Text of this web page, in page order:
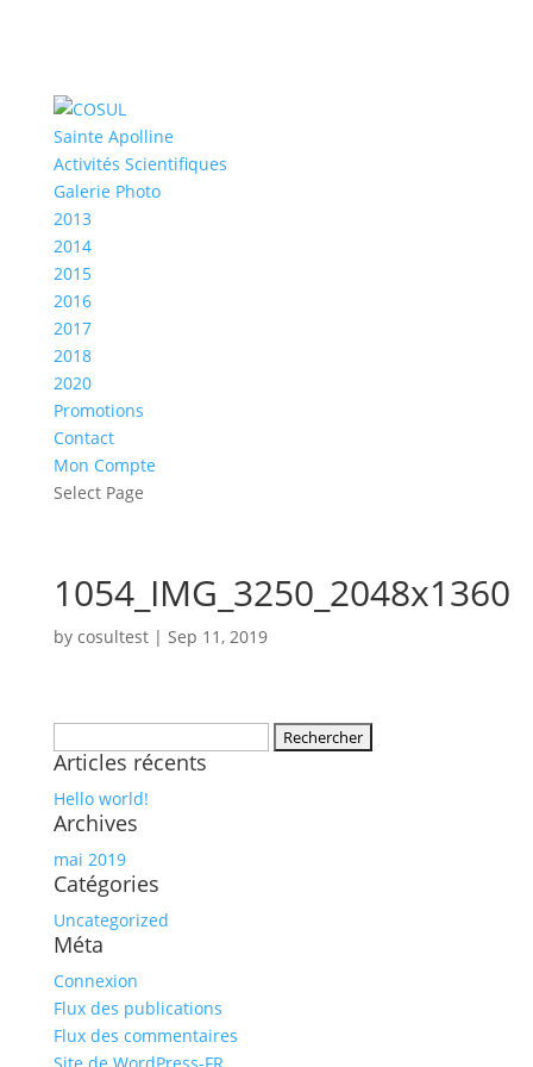
Sainte Apolline
Activités Scientifiques
Galerie Photo
2013
2014
2015
2016
2017
2018
2020
Promotions
Contact
Mon Compte
Select Page
1054_IMG_3250_2048x1360
by cosultest| Sep 11, 2019
Articles récents
Hello world!
Archives
mai 2019
Catégories
Uncategorized
Méta
Connexion
Flux des publications
Flux des commentaires